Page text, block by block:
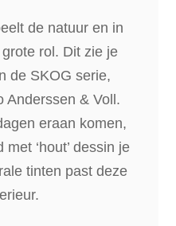
de natuur en in
rol. Dit zie je
de SKOG serie,
Anderssen & Voll.
eraan komen,
‘hout’ dessin je
tinten past deze